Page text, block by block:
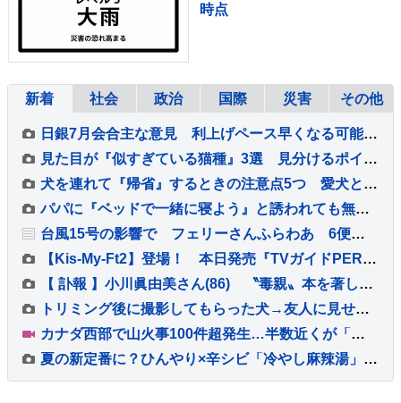
時点
新着 社会 政治 国際 災害 その他
日銀7月会合主な意見 利上げペース早くなる可能性言及「市場想定より早まることも考えられる」「ペースアップする必要」
見た目が『似すぎている猫種』3選 見分けるポイントから魅力・特徴までご紹介
犬を連れて『帰省』するときの注意点5つ 愛犬と長距離移動する場合に必要な事前準備とは？
パパに『ベッドで一緒に寝よう』と誘われても無視する犬→ママの場合は…あからさま過ぎる『態度の違い』に反響「ハッキリｗ」「パパどんまい」
台風15号の影響で フェリーさんふらわあ 6便欠航
【Kis-My-Ft2】登場！ 本日発売『TVガイドPERSON』 横尾渉「各々がやりたいことを応援する関係性」
【 訃報 】小川眞由美さん(86) 〝毒親〟本を著した娘・小川雅代さんが明かす「この約10年間は縁を切っていました」「生前に仲良くすることはできなかった。看取ることもできなかった」
トリミング後に撮影してもらった犬→友人に見せると『オペ中の赤ちゃん』と言われ…納得せざるを得ない一枚に2万いいね「意味不明で草」「顔ｗ」
カナダ西部で山火事100件超発生…半数近くが「制御不能な状態」 非常事態宣言発令
夏の新定番に？ひんやり×辛シビ「冷やし麻辣湯」人気拡大中【THE TIME,】